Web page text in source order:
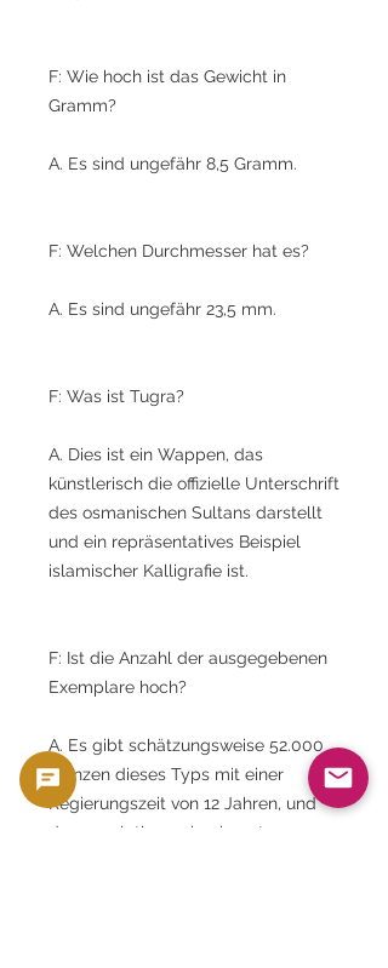
F: Wie hoch ist das Gewicht in
Gramm?
A. Es sind ungefähr 8,5 Gramm.
F: Welchen Durchmesser hat es?
A. Es sind ungefähr 23,5 mm.
F: Was ist Tugra?
A. Dies ist ein Wappen, das
künstlerisch die offizielle Unterschrift
des osmanischen Sultans darstellt
und ein repräsentatives Beispiel
islamischer Kalligrafie ist.
F: Ist die Anzahl der ausgegebenen
Exemplare hoch?
A. Es gibt schätzungsweise 52.000
Münzen dieses Typs mit einer
Regierungszeit von 12 Jahren, und
da nur relativ wenige in gutem